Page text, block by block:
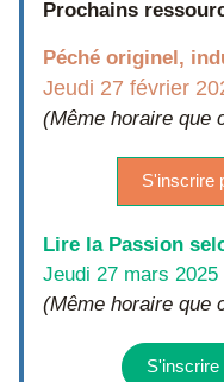
Prochains
Péché originel,
Jeudi 27 février
(Même horaire que
S'inscrire
Lire la Passion
Jeudi 27 mars 2025
(Même horaire que
S'inscrire